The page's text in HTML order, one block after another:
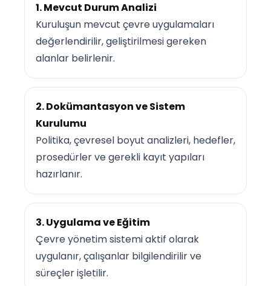
1. Mevcut Durum Analizi
Kuruluşun mevcut çevre uygulamaları
değerlendirilir, geliştirilmesi gereken
alanlar belirlenir.
2. Dokümantasyon ve Sistem
Kurulumu
Politika, çevresel boyut analizleri, hedefler,
prosedürler ve gerekli kayıt yapıları
hazırlanır.
3. Uygulama ve Eğitim
Çevre yönetim sistemi aktif olarak
uygulanır, çalışanlar bilgilendirilir ve
süreçler işletilir.